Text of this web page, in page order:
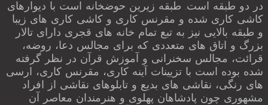
در دو طبقه است. طبقه زیرین حوضخانه است با دیوارهای
کاشی کاری شده و مقرنس کاری و کاشی کاری های زیبا
و طبقه بالایی نیز به تبع تمام خانه های قجری دارای تالار
بزرگ و اتاق های متعددی که برای مجالس دعا، روضه،
قرائت، مجالس سخنرانی و آموزش قرآن در نظر گرفته
شده بوده است با تزیینات آینه کاری، مقرنس کاری، ارسی
های رنگی، نقاشی های بدیع و تابلوهای نقاشی از افراد
مشهوری چون پادشاهان پهلوی و هنرمندان معاصر آن